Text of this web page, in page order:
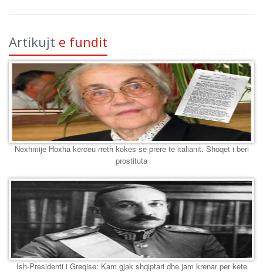
Artikujt e fundit
Nexhmije Hoxha kerceu rreth kokes se prere te italianit. Shoqet i beri
prostituta
Ish-Presidenti i Greqise: Kam gjak shqiptari dhe jam krenar per kete